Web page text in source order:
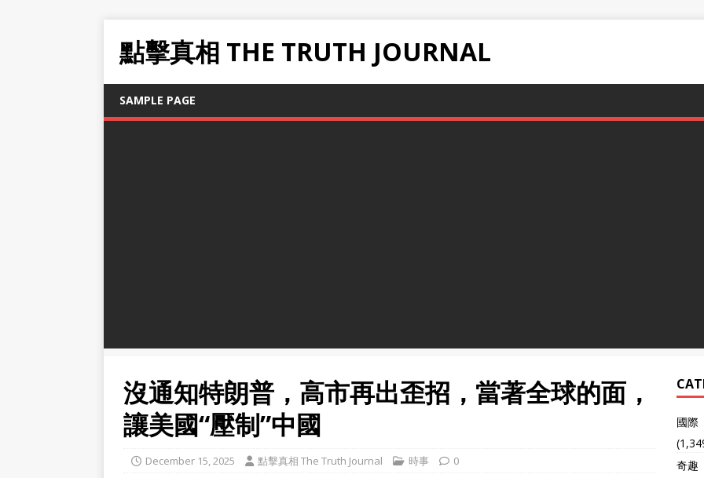
點擊真相 THE TRUTH JOURNAL
SAMPLE PAGE
沒通知特朗普，高市再出歪招，當著全球的面，
讓美國“壓制”中國
December 15, 2025 點擊真相 The Truth Journal 時事 0
國際
奇趣